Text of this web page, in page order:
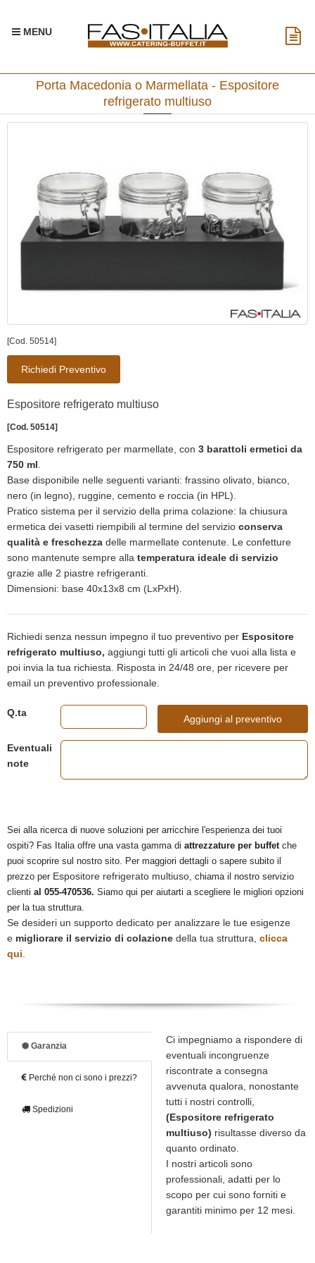
MENU
Porta Macedonia o Marmellata - Espositore
refrigerato multiuso
[Cod. 50514]
Richiedi Preventivo
Espositore refrigerato multiuso
[Cod. 50514]
Espositore refrigerato per marmellate, con 3 barattoli ermetici da
750 ml.
Base disponibile nelle seguenti varianti: frassino olivato, bianco,
nero (in legno), ruggine, cemento e roccia (in HPL).
Pratico sistema per il servizio della prima colazione: la chiusura
ermetica dei vasetti riempibili al termine del servizio conserva
qualità e freschezza delle marmellate contenute. Le confetture
sono mantenute sempre alla temperatura ideale di servizio
grazie alle 2 piastre refrigeranti.
Dimensioni: base 40x13x8 cm (LxPxH).
Richiedi senza nessun impegno il tuo preventivo per Espositore
refrigerato multiuso, aggiungi tutti gli articoli che vuoi alla lista e
poi invia la tua richiesta. Risposta in 24/48 ore, per ricevere per
email un preventivo professionale.
Q.ta
Aggiungi al preventivo
Eventuali
note
Sei alla ricerca di nuove soluzioni per arricchire l'esperienza dei tuoi
ospiti? Fas Italia offre una vasta gamma di attrezzature per buffetche
puoi scoprire sul nostro sito. Per maggiori dettagli o sapere subito il
prezzo per Espositore refrigerato multiuso, chiama il nostro servizio
clienti al 055-470536. Siamo qui per aiutarti a scegliere le migliori opzioni
per la tua struttura.
Se desideri un supporto dedicato per analizzare le tue esigenze
e migliorare il servizio di colazione della tua struttura, clicca
qui.
Garanzia
Perché non ci sono i prezzi?
Spedizioni
Ci impegniamo a rispondere di
eventuali incongruenze
riscontrate a consegna
avvenuta qualora, nonostante
tutti i nostri controlli,
(Espositore refrigerato
multiuso) risultasse diverso da
quanto ordinato.
I nostri articoli sono
professionali, adatti per lo
scopo per cui sono forniti e
garantiti minimo per 12 mesi.